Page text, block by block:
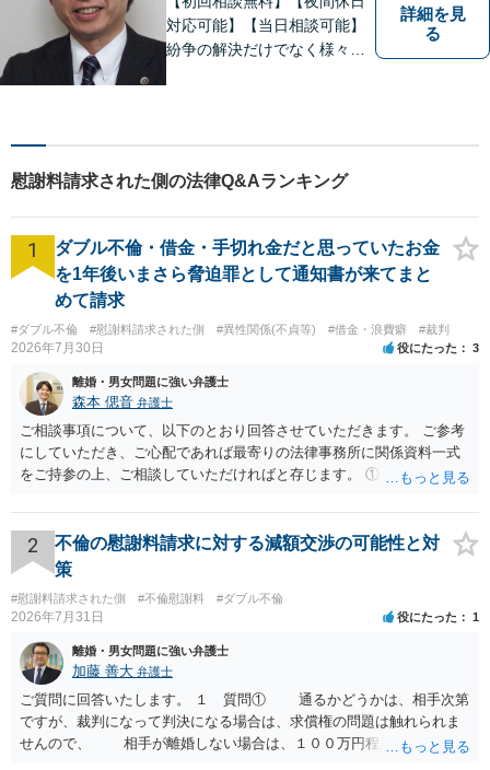
対応可能】【当日相談可能】
紛争の解決だけでなく様々な
是非一度ご相談ください。
詳細を見
る
慰謝料請求された側の法律Q&Aランキング
1
ダブル不倫・借金・手切れ金だと思っていたお金
を1年後いまさら脅迫罪として通知書が来てまと
めて請求
#ダブル不倫 #慰謝料請求された側 #異性関係(不貞等) #借金・浪費癖 #裁判
2026年7月30日 役にたった 3
離婚・男女問題に強い弁護士
森本 偲音 弁護士
ご相談事項について、以下のとおり回答させていただきます。 ご参考
にしていただき、ご心配であれば最寄りの法律事務所に関係資料一式
をご持参の上、ご相談していただければと存じます。 ① このLINEの
される可能性はあるのか ⇒LINEを含む１００万円の貸付に至るまでの
やり取り等の経緯、誓約書の内容等を踏まえて、関係を清算するため
の 金銭であったと評価される可能性はあると考えます。 ② 「今後一
切関与しないなら100万円振り込む」というLINEや誓約書は、裁判上
どの程度証拠価値があるのか ⇒前後のやり取りや誓約書の具体的内容
を見ない限り、具体的な判断はできませんが、一定の証拠価値はある
と考えます。 ③ 借用書があっても、後から100万円を貸付扱いに変更
することは認められるのか。 ⇒おそらく１００万円は不当利得（受け
取る正当な権利がないのに利益を取得した）として返還請求されてい
るものかと推察しますので、 貸金返還ではないかと存じます。 ④ 私
は現在、収入も不安定で貯金もなくリボ払い借金が既に約100万あり。
今年に再婚したが主人はお金に厳しい為、一括で220万円を支払う事は
2
不倫の慰謝料請求に対する減額交渉の可能性と対
策
#慰謝料請求された側 #不倫慰謝料 #ダブル不倫
2026年7月31日 役にたった 1
離婚・男女問題に強い弁護士
加藤 善大 弁護士
ご質問に回答いたします。 １ 質問① 通るかどうかは、相手次第
ですが、裁判になって判決になる場合は、求償権の問題は触れられま
せんので、 相手が離婚しない場合は、１００万円程度となる可能